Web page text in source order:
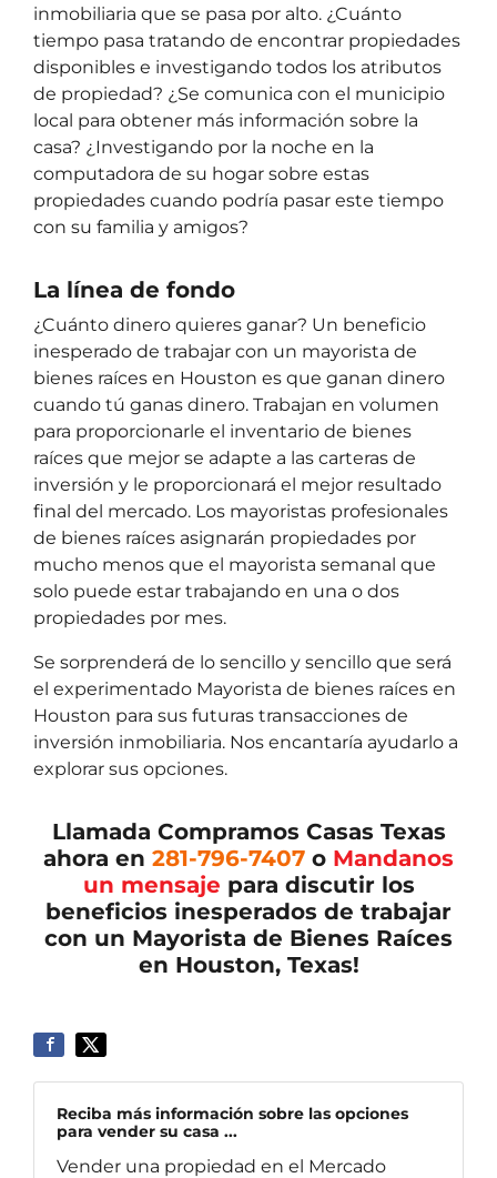
inmobiliaria que se pasa por alto. ¿Cuánto
tiempo pasa tratando de encontrar propiedades
disponibles e investigando todos los atributos
de propiedad? ¿Se comunica con el municipio
local para obtener más información sobre la
casa? ¿Investigando por la noche en la
computadora de su hogar sobre estas
propiedades cuando podría pasar este tiempo
con su familia y amigos?
La línea de fondo
¿Cuánto dinero quieres ganar? Un beneficio
inesperado de trabajar con un mayorista de
bienes raíces en Houston es que ganan dinero
cuando tú ganas dinero. Trabajan en volumen
para proporcionarle el inventario de bienes
raíces que mejor se adapte a las carteras de
inversión y le proporcionará el mejor resultado
final del mercado. Los mayoristas profesionales
de bienes raíces asignarán propiedades por
mucho menos que el mayorista semanal que
solo puede estar trabajando en una o dos
propiedades por mes.
Se sorprenderá de lo sencillo y sencillo que será
el experimentado Mayorista de bienes raíces en
Houston para sus futuras transacciones de
inversión inmobiliaria. Nos encantaría ayudarlo a
explorar sus opciones.
Llamada Compramos Casas Texas
ahora en 281-796-7407 o Mandanos
un mensaje para discutir los
beneficios inesperados de trabajar
con un Mayorista de Bienes Raíces
en Houston, Texas!
Reciba más información sobre las opciones
para vender su casa ...
Vender una propiedad en el Mercado